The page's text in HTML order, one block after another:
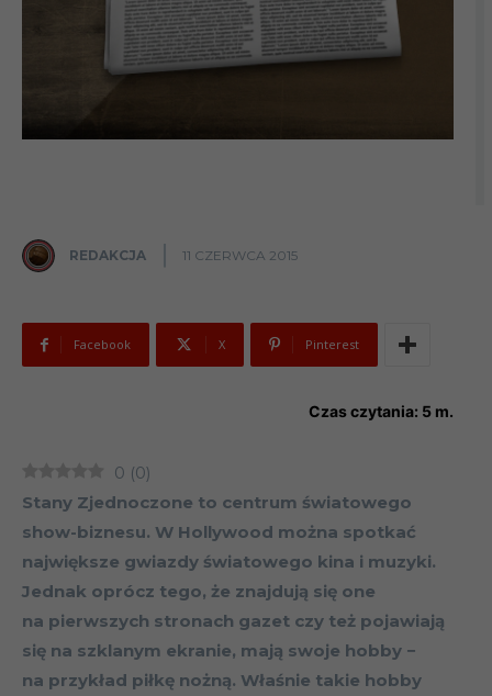
REDAKCJA 11 CZERWCA 2015
Facebook X Pinterest
Czas czytania: 5 m.
0 (0)
Stany Zjednoczone to centrum światowego
show-biznesu. W Hollywood można spotkać
największe gwiazdy światowego kina i muzyki.
Jednak oprócz tego, że znajdują się one
na pierwszych stronach gazet czy też pojawiają
się na szklanym ekranie, mają swoje hobby −
na przykład piłkę nożną. Właśnie takie hobby